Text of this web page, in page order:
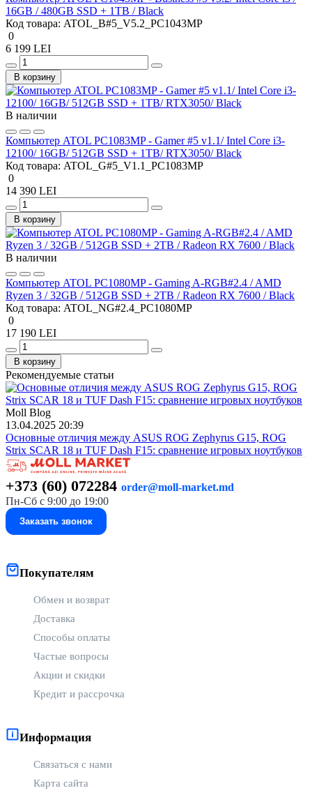
16GB / 480GB SSD + 1TB / Black
Код товара: ATOL_B#5_V5.2_PC1043MP
0
6 199 LEI
В корзину
В наличии
Компьютер ATOL PC1083MP - Gamer #5 v1.1/ Intel Core i3-
12100/ 16GB/ 512GB SSD + 1TB/ RTX3050/ Black
Код товара: ATOL_G#5_V1.1_PC1083MP
0
14 390 LEI
В корзину
В наличии
Компьютер ATOL PC1080MP - Gaming A-RGB#2.4 / AMD
Ryzen 3 / 32GB / 512GB SSD + 2TB / Radeon RX 7600 / Black
Код товара: ATOL_NG#2.4_PC1080MP
0
17 190 LEI
В корзину
Рекомендуемые статьи
Moll Blog
13.04.2025 20:39
Основные отличия между ASUS ROG Zephyrus G15, ROG
Strix SCAR 18 и TUF Dash F15: сравнение игровых ноутбуков
+373 (60) 072284 order@moll-market.md
Пн-Сб с 9:00 до 19:00
Заказать звонок
Покупателям
Обмен и возврат
Доставка
Способы оплаты
Частые вопросы
Акции и скидки
Кредит и рассрочка
Информация
Связаться с нами
Карта сайта